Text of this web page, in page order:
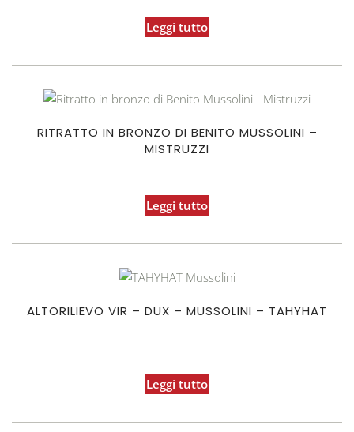
Leggi tutto
RITRATTO IN BRONZO DI BENITO MUSSOLINI –
MISTRUZZI
Leggi tutto
ALTORILIEVO VIR – DUX – MUSSOLINI – TAHYHAT
Leggi tutto